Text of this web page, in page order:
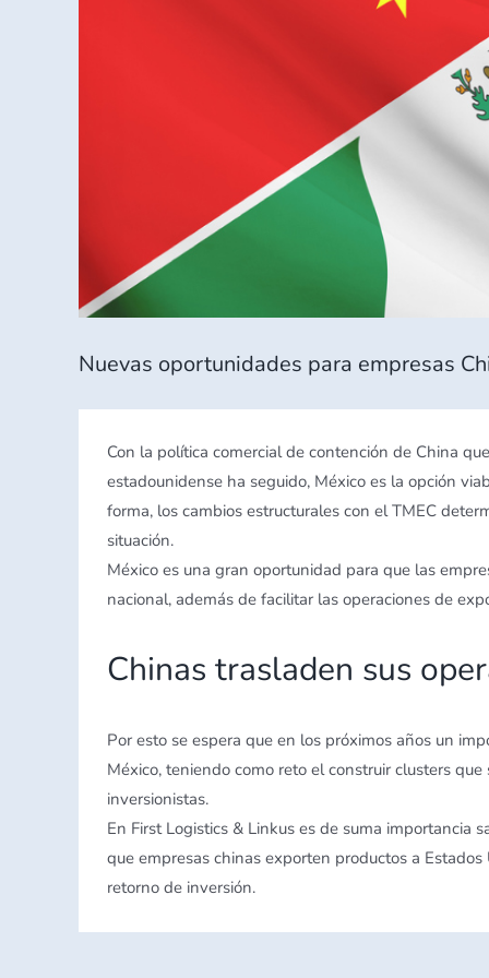
Nuevas oportunidades para empresas
Con la política comercial de contención de China
estadounidense ha seguido, México es la opción
forma, los cambios estructurales con el TMEC
situación.
México es una gran oportunidad para que las
nacional, además de facilitar las operaciones de
Chinas trasladen sus
Por esto se espera que en los próximos años un
México, teniendo como reto el construir clusters
inversionistas.
En First Logistics & Linkus es de suma importancia
que empresas chinas exporten productos a
retorno de inversión.